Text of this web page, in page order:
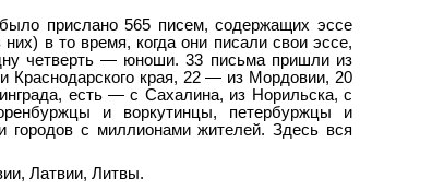
прислано 565 писем, содержащих эссе
в то время, когда они писали свои эссе,
четверть — юноши. 33 письма пришли из
Краснодарского края, 22 — из Мордовии, 20
есть — с Сахалина, из Норильска, с
и воркутинцы, петербуржцы и
городов с миллионами жителей. Здесь вся
Латвии, Литвы.